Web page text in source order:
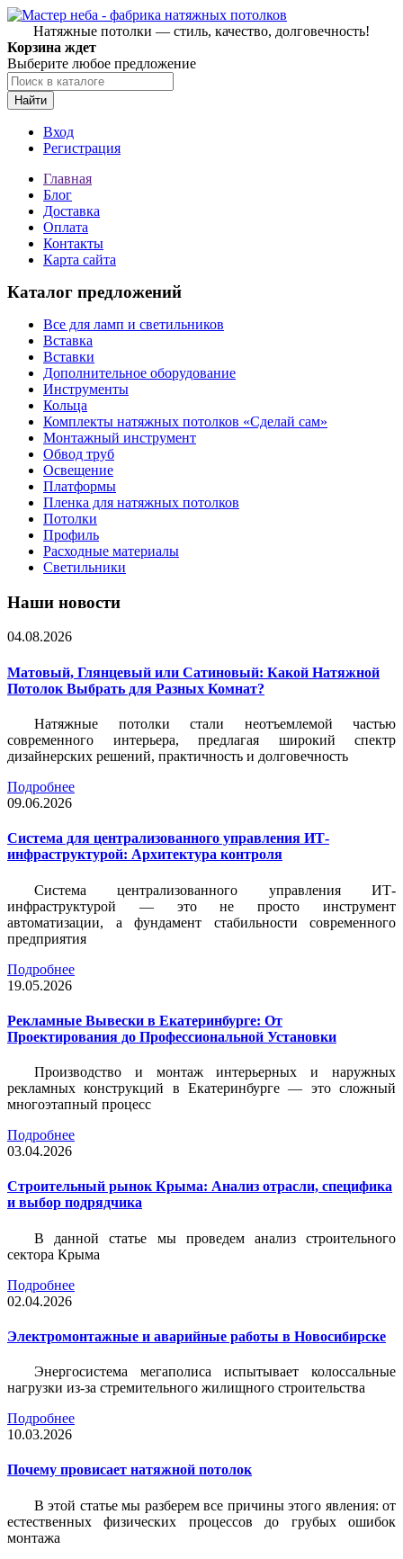
Натяжные потолки — стиль, качество, долговечность!
Корзина ждет
Выберите любое предложение
Найти
Вход
Регистрация
Главная
Блог
Доставка
Оплата
Контакты
Карта сайта
Каталог предложений
Все для ламп и светильников
Вставка
Вставки
Дополнительное оборудование
Инструменты
Кольца
Комплекты натяжных потолков «Сделай сам»
Монтажный инструмент
Обвод труб
Освещение
Платформы
Пленка для натяжных потолков
Потолки
Профиль
Расходные материалы
Светильники
Наши новости
04.08.2026
Матовый, Глянцевый или Сатиновый: Какой Натяжной
Потолок Выбрать для Разных Комнат?
Натяжные потолки стали неотъемлемой частью
современного интерьера, предлагая широкий спектр
дизайнерских решений, практичность и долговечность
Подробнее
09.06.2026
Система для централизованного управления ИТ-
инфраструктурой: Архитектура контроля
Система централизованного управления ИТ-
инфраструктурой — это не просто инструмент
автоматизации, а фундамент стабильности современного
предприятия
Подробнее
19.05.2026
Рекламные Вывески в Екатеринбурге: От
Проектирования до Профессиональной Установки
Производство и монтаж интерьерных и наружных
рекламных конструкций в Екатеринбурге — это сложный
многоэтапный процесс
Подробнее
03.04.2026
Строительный рынок Крыма: Анализ отрасли, специфика
и выбор подрядчика
В данной статье мы проведем анализ строительного
сектора Крыма
Подробнее
02.04.2026
Электромонтажные и аварийные работы в Новосибирске
Энергосистема мегаполиса испытывает колоссальные
нагрузки из-за стремительного жилищного строительства
Подробнее
10.03.2026
Почему провисает натяжной потолок
В этой статье мы разберем все причины этого явления: от
естественных физических процессов до грубых ошибок
монтажа